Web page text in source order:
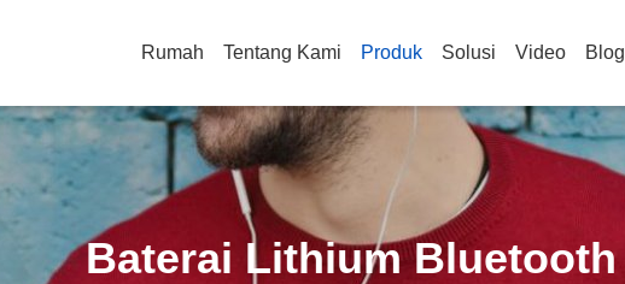
Rumah Tentang Kami Produk Solusi Video Blog
Baterai Lithium Bluetooth